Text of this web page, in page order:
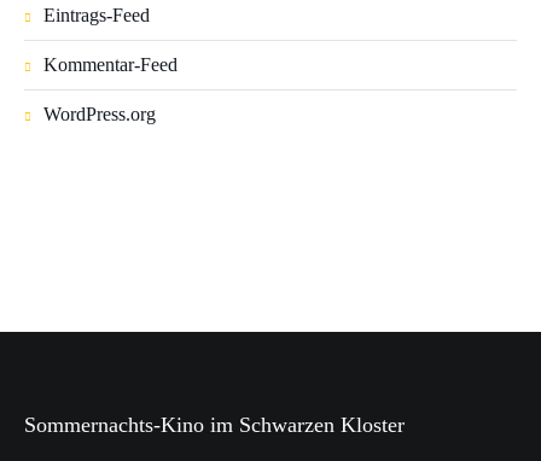
Eintrags-Feed
Kommentar-Feed
WordPress.org
Sommernachts-Kino im Schwarzen Kloster